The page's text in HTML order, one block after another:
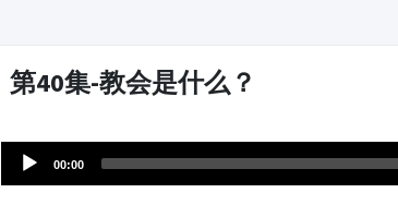
第40集-教会是什么？
Player
00:00